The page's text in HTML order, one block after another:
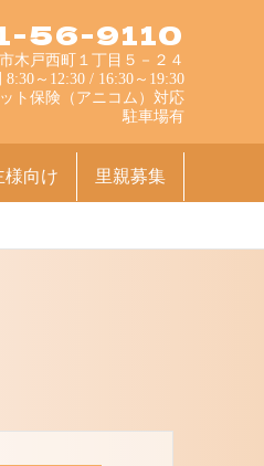
56-9110
木戸西町１丁目５－２４
～12:30 / 16:30～19:30
ト保険（アニコム）対応
駐車場有
様向け 里親募集